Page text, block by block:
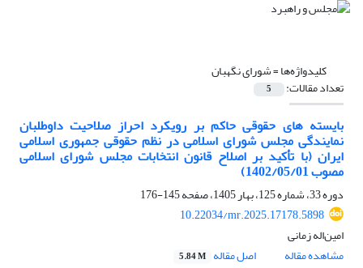
کلیدواژه‌ها =شورای نگهبان
تعداد مقالات: 5
بایسته­ های حقوقی حاکم بر رویکرد احراز صلاحیت داوطلبان
نمایندگی مجلس شورای اسلامی در نظم حقوقی جمهوری اسلامی
ایران (با تأکید بر اصلاح قانون انتخابات مجلس شورای اسلامی
مصوب 1402/05/01)
دوره 33، شماره 125، بهار 1405، صفحه
145-176
10.22034/mr.2025.17178.5898
امین‌اله زمانی
مشاهده مقاله
اصل مقاله 5.84 M